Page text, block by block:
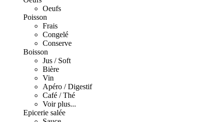
Oeufs
Poisson
Frais
Congelé
Conserve
Boisson
Jus / Soft
Bière
Vin
Apéro / Digestif
Café / Thé
Voir plus...
Epicerie salée